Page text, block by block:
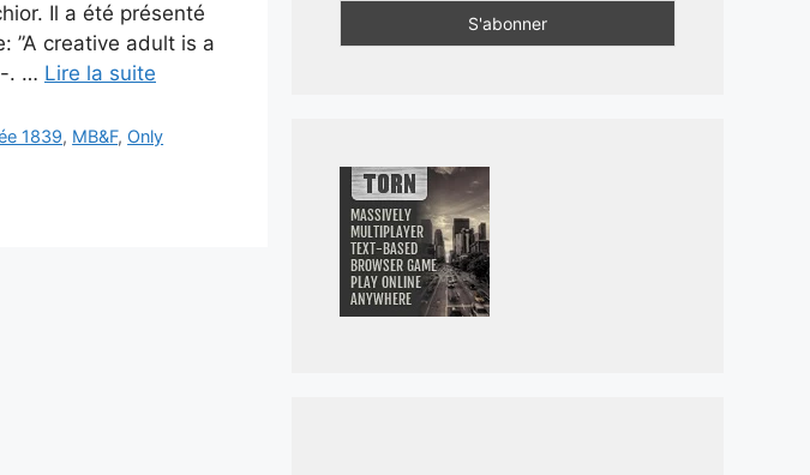
Il a été présenté
”A creative adult is a
. … Lire la suite
1839, MB&F, Only